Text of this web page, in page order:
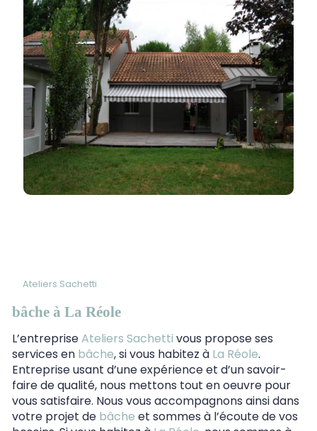
Ateliers Sachetti
bâche à La Réole
L’entrepriseAteliers Sachetti vous propose ses
services en bâche, si vous habitez à La Réole.
Entreprise usant d’une expérience et d’un savoir-
faire de qualité, nous mettons tout en oeuvre pour
vous satisfaire. Nous vous accompagnons ainsi dans
votre projet de bâche et sommes à l’écoute de vos